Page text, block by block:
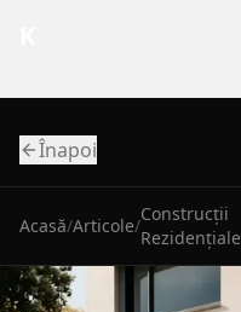
Înapoi
Acasă/Articole/
Construcții
Rezidențiale